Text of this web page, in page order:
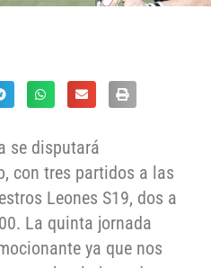
se disputará
con tres partidos a las
Leones S19, dos a
La quinta jornada
ya que nos